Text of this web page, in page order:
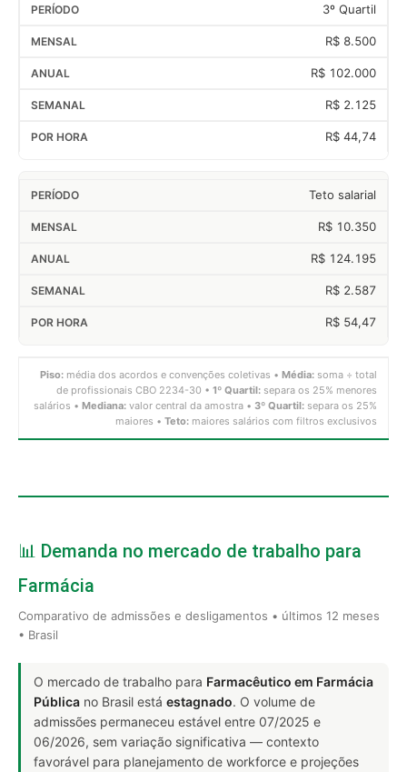
3º Quartil
R$ 8.500
R$ 102.000
R$ 2.125
R$ 44,74
Teto salarial
R$ 10.350
R$ 124.195
R$ 2.587
R$ 54,47
Piso: média dos acordos e convenções coletivas • Média: soma ÷ total
de profissionais CBO 2234-30 • 1º Quartil: separa os 25% menores
salários • Mediana: valor central da amostra • 3º Quartil: separa os 25%
maiores • Teto: maiores salários com filtros exclusivos
📊 Demanda no mercado de trabalho para
Farmácia
Comparativo de admissões e desligamentos • últimos 12 meses
• Brasil
O mercado de trabalho para Farmacêutico em Farmácia
Pública no Brasil está estagnado. O volume de
admissões permaneceu estável entre 07/2025 e
06/2026, sem variação significativa — contexto
favorável para planejamento de workforce e projeções